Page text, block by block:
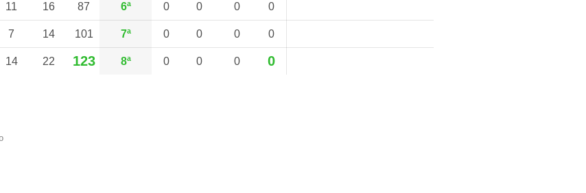
11 16 87 6ª 0 0 0 0
7 14 101 7ª 0 0 0 0
14 22 123 8ª 0 0 0 0